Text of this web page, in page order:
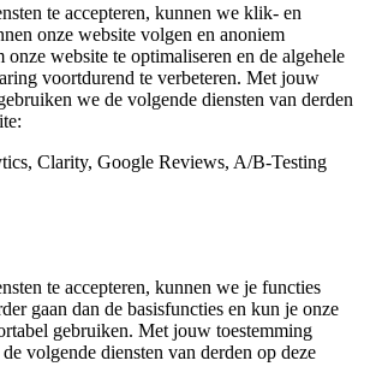
te accepteren, kunnen we klik- en
onze website volgen en anoniem
onze website te optimaliseren en de algehele
voortdurend te verbeteren. Met jouw
we de volgende diensten van derden
Clarity, Google Reviews, A/B-Testing
te accepteren, kunnen we je functies
gaan dan de basisfuncties en kun je onze
gebruiken. Met jouw toestemming
volgende diensten van derden op deze